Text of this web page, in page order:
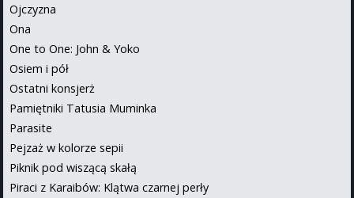
Ojczyzna
Ona
One to One: John & Yoko
Osiem i pół
Ostatni konsjerż
Pamiętniki Tatusia Muminka
Parasite
Pejzaż w kolorze sepii
Piknik pod wiszącą skałą
Piraci z Karaibów: Klątwa czarnej perły